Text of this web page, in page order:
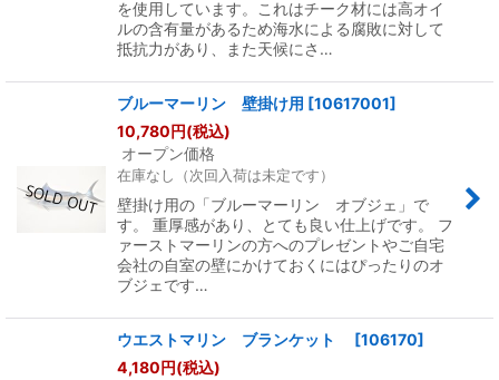
を使用しています。これはチーク材には高オイ
ルの含有量があるため海水による腐敗に対して
抵抗力があり、また天候にさ…
ブルーマーリン 壁掛け用 [10617001]
10,780円(税込)
オープン価格
在庫なし（次回入荷は未定です）
壁掛け用の「ブルーマーリン オブジェ」で
す。 重厚感があり、とても良い仕上げです。 フ
ァーストマーリンの方へのプレゼントやご自宅
会社の自室の壁にかけておくにはぴったりのオ
ブジェです…
ウエストマリン ブランケット [106170]
4,180円(税込)